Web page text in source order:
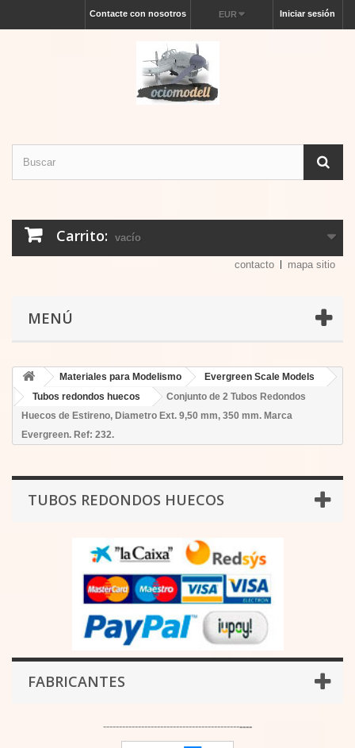
Iniciar sesión
EUR
Contacte con nosotros
Carrito: vacío
contacto mapa sitio
MENÚ
Materiales para Modelismo
Evergreen Scale Models
Tubos redondos huecos
Conjunto de 2 Tubos Redondos
Huecos de Estireno, Diametro Ext. 9,50 mm, 350 mm. Marca
Evergreen. Ref: 232.
TUBOS REDONDOS HUECOS
FABRICANTES
-----------------------------------------------